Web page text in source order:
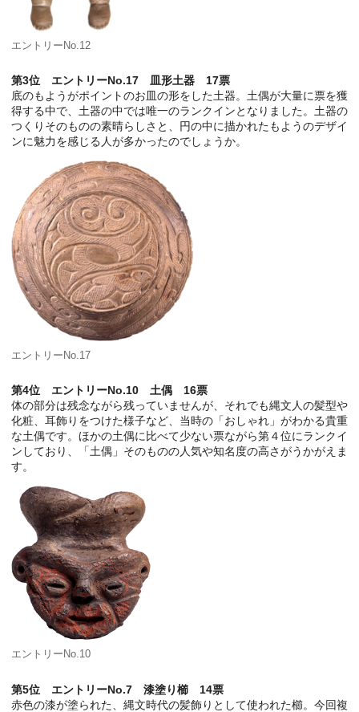
エントリーNo.12
第3位 エントリーNo.17 皿形土器 17票
底のもようがポイントのお皿の形をした土器。土偶が大量に票を獲
得する中で、土器の中では唯一のランクインとなりました。土器の
つくりそのものの素晴らしさと、円の中に描かれたもようのデザイ
ンに魅力を感じる人が多かったのでしょうか。
エントリーNo.17
第4位 エントリーNo.10 土偶 16票
体の部分は残念ながら残っていませんが、それでも縄文人の髪型や
化粧、耳飾りをつけた様子など、当時の「おしゃれ」がわかる貴重
な土偶です。ほかの土偶に比べて少ない票ながら第４位にランクイ
ンしており、「土偶」そのものの人気や知名度の高さがうかがえま
す。
エントリーNo.10
第5位 エントリーNo.7 漆塗り櫛 14票
赤色の漆が塗られた、縄文時代の髪飾りとして使われた櫛。今回複